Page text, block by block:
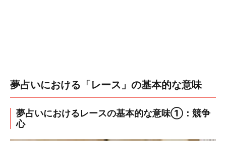
夢占いにおける「レース」の基本的な意味
夢占いにおけるレースの基本的な意味①：競争
心